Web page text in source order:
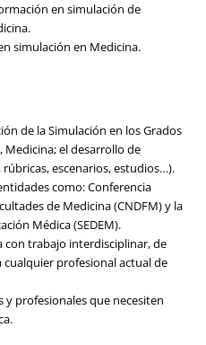
en simulación de
simulación en Medicina.
de la Simulación en los Grados
Medicina; el desarrollo de
escenarios, estudios…).
como: Conferencia
de Medicina (CNDFM) y la
Médica (SEDEM).
con trabajo interdisciplinar, de
profesional actual de
y profesionales que necesiten